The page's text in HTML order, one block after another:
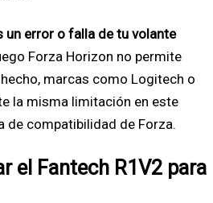
un error o falla de tu volante
Forza Horizon no permite
hecho, marcas como Logitech o
la misma limitación en este
de compatibilidad de Forza.
el Fantech R1V2 para